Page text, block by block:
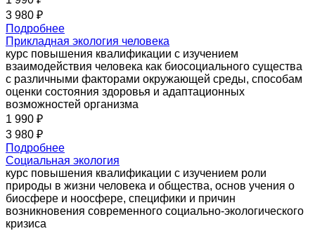
3 980 ₽
Подробнее
Прикладная экология человека
курс повышения квалификации с изучением
взаимодействия человека как биосоциального существа
с различными факторами окружающей среды, способам
оценки состояния здоровья и адаптационных
возможностей организма
1 990 ₽
3 980 ₽
Подробнее
Социальная экология
курс повышения квалификации с изучением роли
природы в жизни человека и общества, основ учения о
биосфере и ноосфере, специфики и причин
возникновения современного социально-экологического
кризиса